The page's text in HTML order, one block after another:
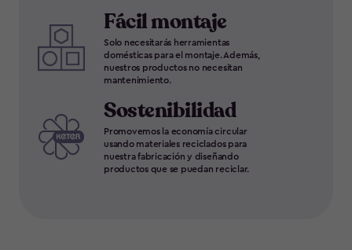
Fácil montaje
Solo necesitarás herramientas
domésticas para el montaje. Además,
nuestros productos no necesitan
mantenimiento.
Sostenibilidad
Promovemos la economía circular
usando materiales reciclados para
nuestra fabricación y diseñando
productos que se puedan reciclar.